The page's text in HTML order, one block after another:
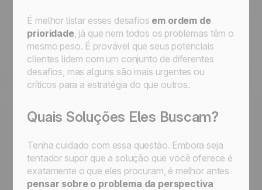
É melhor listar esses desafios em ordem de
prioridade, já que nem todos os problemas têm o
mesmo peso. É provável que seus potenciais
clientes lidem com um conjunto de diferentes
desafios, mas alguns são mais urgentes ou
críticos para a estratégia do que outros.
Quais Soluções Eles Buscam?
Tenha cuidado com essa questão. Embora seja
tentador supor que a solução que você oferece é
exatamente o que eles procuram, é melhor antes
pensar sobre o problema da perspectiva